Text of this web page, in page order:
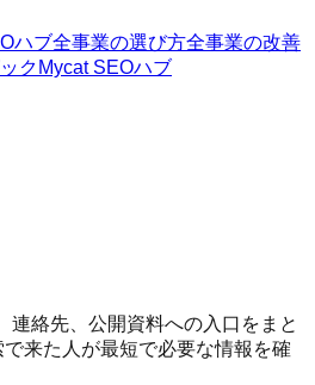
ハブ全事業の選び方全事業の改善
ク Mycat SEOハブ
連絡先、公開資料への入口をまと
来た人が最短で必要な情報を確